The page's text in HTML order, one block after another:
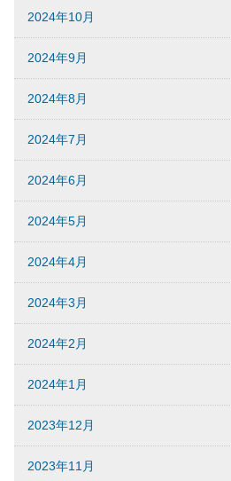
2024年10月
2024年9月
2024年8月
2024年7月
2024年6月
2024年5月
2024年4月
2024年3月
2024年2月
2024年1月
2023年12月
2023年11月